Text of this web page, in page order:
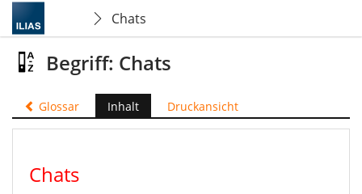
Chats
Begriff: Chats
Glossar Inhalt Druckansicht
Chats